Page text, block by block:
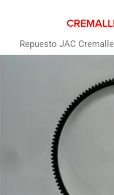
Repuesto JAC